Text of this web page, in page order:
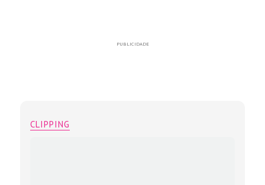
PUBLICIDADE
CLIPPING